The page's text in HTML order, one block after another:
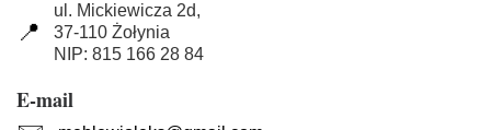
📍
ul. Mickiewicza 2d,
37-110 Żołynia
NIP: 815 166 28 84
E-mail